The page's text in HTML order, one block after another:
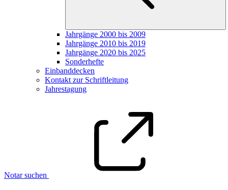
Jahrgänge 2000 bis 2009
Jahrgänge 2010 bis 2019
Jahrgänge 2020 bis 2025
Sonderhefte
Einbanddecken
Kontakt zur Schriftleitung
Jahrestagung
Notar suchen